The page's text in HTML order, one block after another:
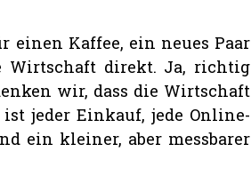
einen Kaffee, ein neues Paar
Wirtschaft direkt. Ja, richtig
wir, dass die Wirtschaft
jeder Einkauf, jede Online-
ein kleiner, aber messbarer